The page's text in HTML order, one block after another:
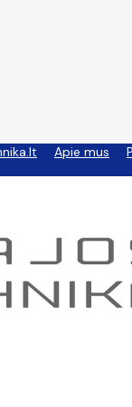
Apie mus